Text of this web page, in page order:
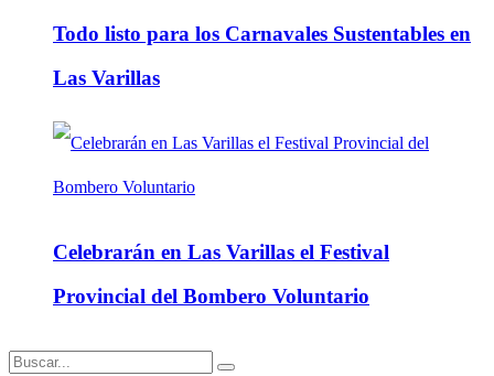
Todo listo para los Carnavales Sustentables en
Las Varillas
Celebrarán en Las Varillas el Festival
Provincial del Bombero Voluntario